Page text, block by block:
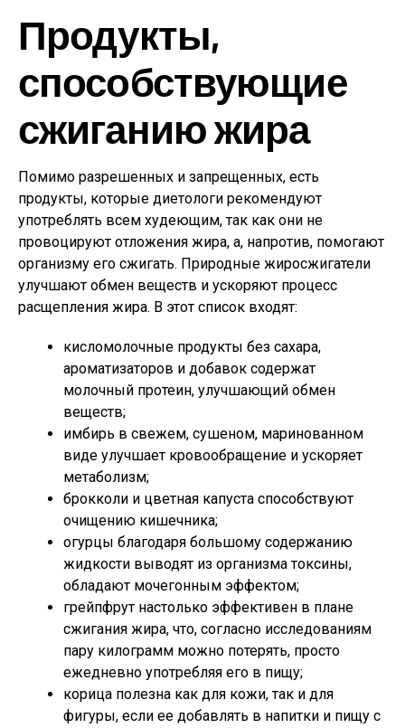
Продукты,
способствующие
сжиганию жира
Помимо разрешенных и запрещенных, есть
продукты, которые диетологи рекомендуют
употреблять всем худеющим, так как они не
провоцируют отложения жира, а, напротив, помогают
организму его сжигать. Природные жиросжигатели
улучшают обмен веществ и ускоряют процесс
расщепления жира. В этот список входят:
кисломолочные продукты без сахара,
ароматизаторов и добавок содержат
молочный протеин, улучшающий обмен
веществ;
имбирь в свежем, сушеном, маринованном
виде улучшает кровообращение и ускоряет
метаболизм;
брокколи и цветная капуста способствуют
очищению кишечника;
огурцы благодаря большому содержанию
жидкости выводят из организма токсины,
обладают мочегонным эффектом;
грейпфрут настолько эффективен в плане
сжигания жира, что, согласно исследованиям
пару килограмм можно потерять, просто
ежедневно употребляя его в пищу;
корица полезна как для кожи, так и для
фигуры, если ее добавлять в напитки и пищу с